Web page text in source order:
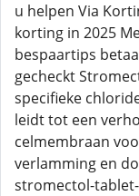
u helpen Via
korting in 2025
bespaartips
gecheckt
specifieke
leidt tot een
celmembraan
verlamming en
stromectol-